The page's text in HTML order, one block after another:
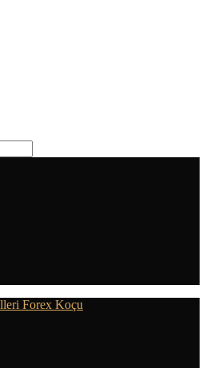
Forex Koçu